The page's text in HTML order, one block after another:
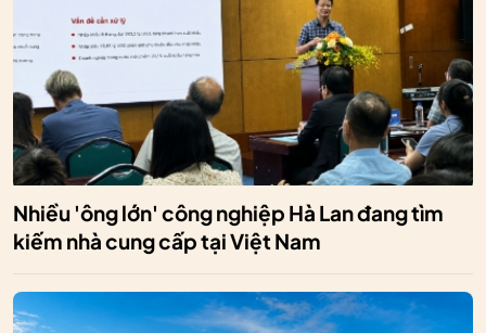
Nhiều 'ông lớn' công nghiệp Hà Lan đang tìm
kiếm nhà cung cấp tại Việt Nam